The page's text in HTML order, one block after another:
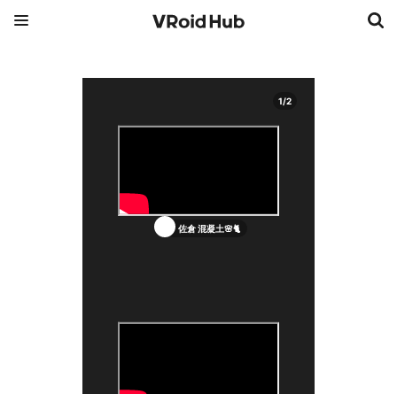
1/2
佐倉 混凝土🌸🐈